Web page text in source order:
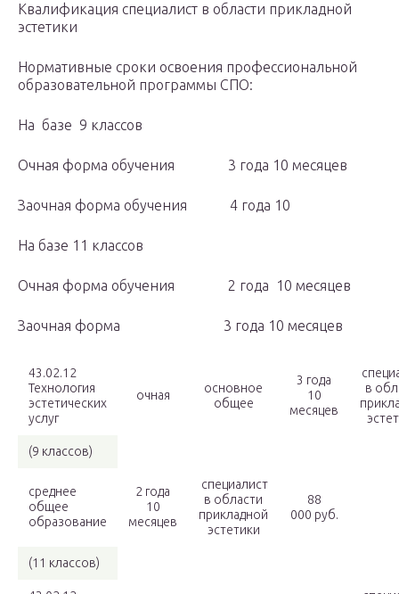
Квалификация специалист в области прикладной
эстетики
Нормативные сроки освоения профессиональной
образовательной программы СПО:
На базе 9 классов
Очная форма обучения 3 года 10 месяцев
Заочная форма обучения 4 года 10
На базе 11 классов
Очная форма обучения 2 года 10 месяцев
Заочная форма 3 года 10 месяцев
43.02.12
Технология
эстетических
услуг
очная
основное
общее
3 года
10
месяцев
в
(9 классов)
среднее
общее
образование
2 года
10
месяцев
специалист
в области
прикладной
эстетики
88
000 руб.
(11 классов)